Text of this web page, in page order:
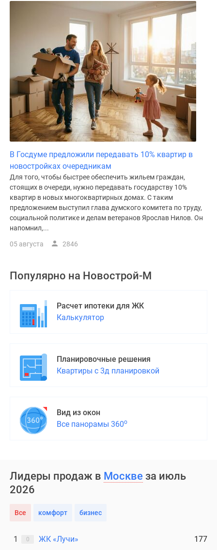
В Госдуме предложили передавать 10% квартир в
новостройках очередникам
Для того, чтобы быстрее обеспечить жильем граждан,
стоящих в очереди, нужно передавать государству 10%
квартир в новых многоквартирных домах. С таким
предложением выступил глава думского комитета по труду,
социальной политике и делам ветеранов Ярослав Нилов. Он
напомнил,...
05 августа 2846
Популярно на Новострой-М
Расчет ипотеки для ЖК
Калькулятор
Планировочные решения
Квартиры с 3д планировкой
Вид из окон
Все панорамы 360о
Лидеры продаж в Москве за июль
2026
Все комфорт бизнес
1 0 ЖК «Лучи» 177